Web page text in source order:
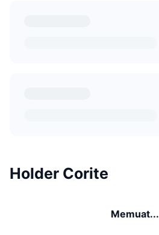
Holder Corite
Memuat...